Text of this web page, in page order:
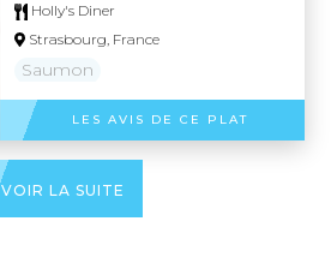
Holly's Diner
Strasbourg, France
Saumon
LES AVIS DE CE PLAT
VOIR LA SUITE